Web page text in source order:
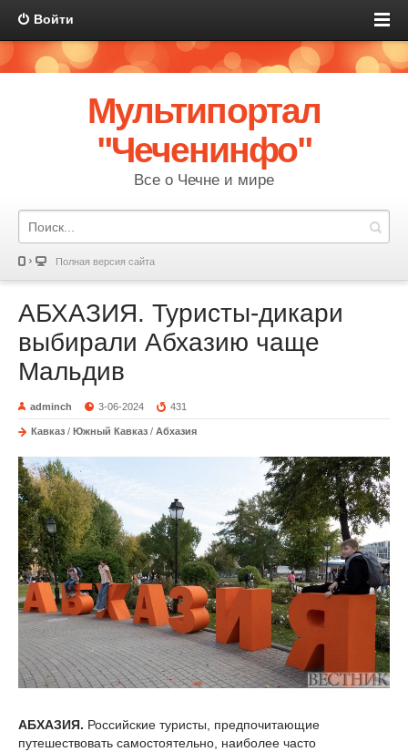
Войти
Мультипортал
"Чеченинфо"
Все о Чечне и мире
Полная версия сайта
АБХАЗИЯ. Туристы-дикари
выбирали Абхазию чаще
Мальдив
adminch 3-06-2024 431
Кавказ / Южный Кавказ / Абхазия
АБХАЗИЯ. Российские туристы, предпочитающие
путешествовать самостоятельно, наиболее часто